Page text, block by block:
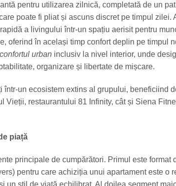
pentru utilizarea zilnică, completată de un
poate fi pliat și ascuns discret pe timpul zilei.
a livingului într-un spațiu aerisit pentru
oferind în același timp confort deplin pe timpul
urban inclusiv la nivel interior, unde
organizare și libertate de mișcare.
într-un ecosistem extins al grupului, beneficiind
Vieții, restaurantului 81 Infinity, cât și Siena
piață
principale de cumpărători. Primul este format
pentru care achiziția unui apartament este o
un stil de viață echilibrat. Al doilea segment